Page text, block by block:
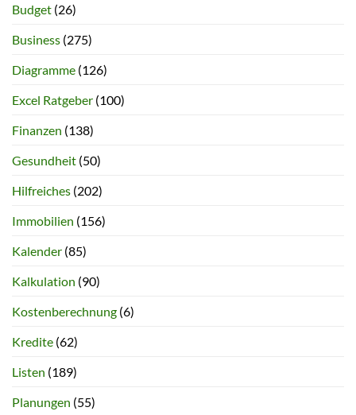
Budget (26)
Business (275)
Diagramme (126)
Excel Ratgeber (100)
Finanzen (138)
Gesundheit (50)
Hilfreiches (202)
Immobilien (156)
Kalender (85)
Kalkulation (90)
Kostenberechnung (6)
Kredite (62)
Listen (189)
Planungen (55)